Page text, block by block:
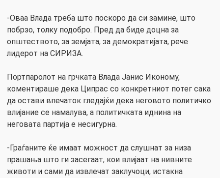
-Оваа Влада треба што поскоро да си замине, што
побрзо, толку подобро. Пред да биде доцна за
општеството, за земјата, за демократијата, рече
лидерот на СИРИЗА.
Портпаролот на грчката Влада Јанис Иконому,
коментираше дека Ципрас со конкретниот потег сака
да остави впечаток гледајќи дека неговото политичко
влијание се намалува, а политичката иднина на
неговата партија е несигурна.
-Граѓаните ќе имаат можност да слушнат за низа
прашања што ги засегаат, кои влијаат на нивните
животи и сами да извлечат заклучоци, истакна